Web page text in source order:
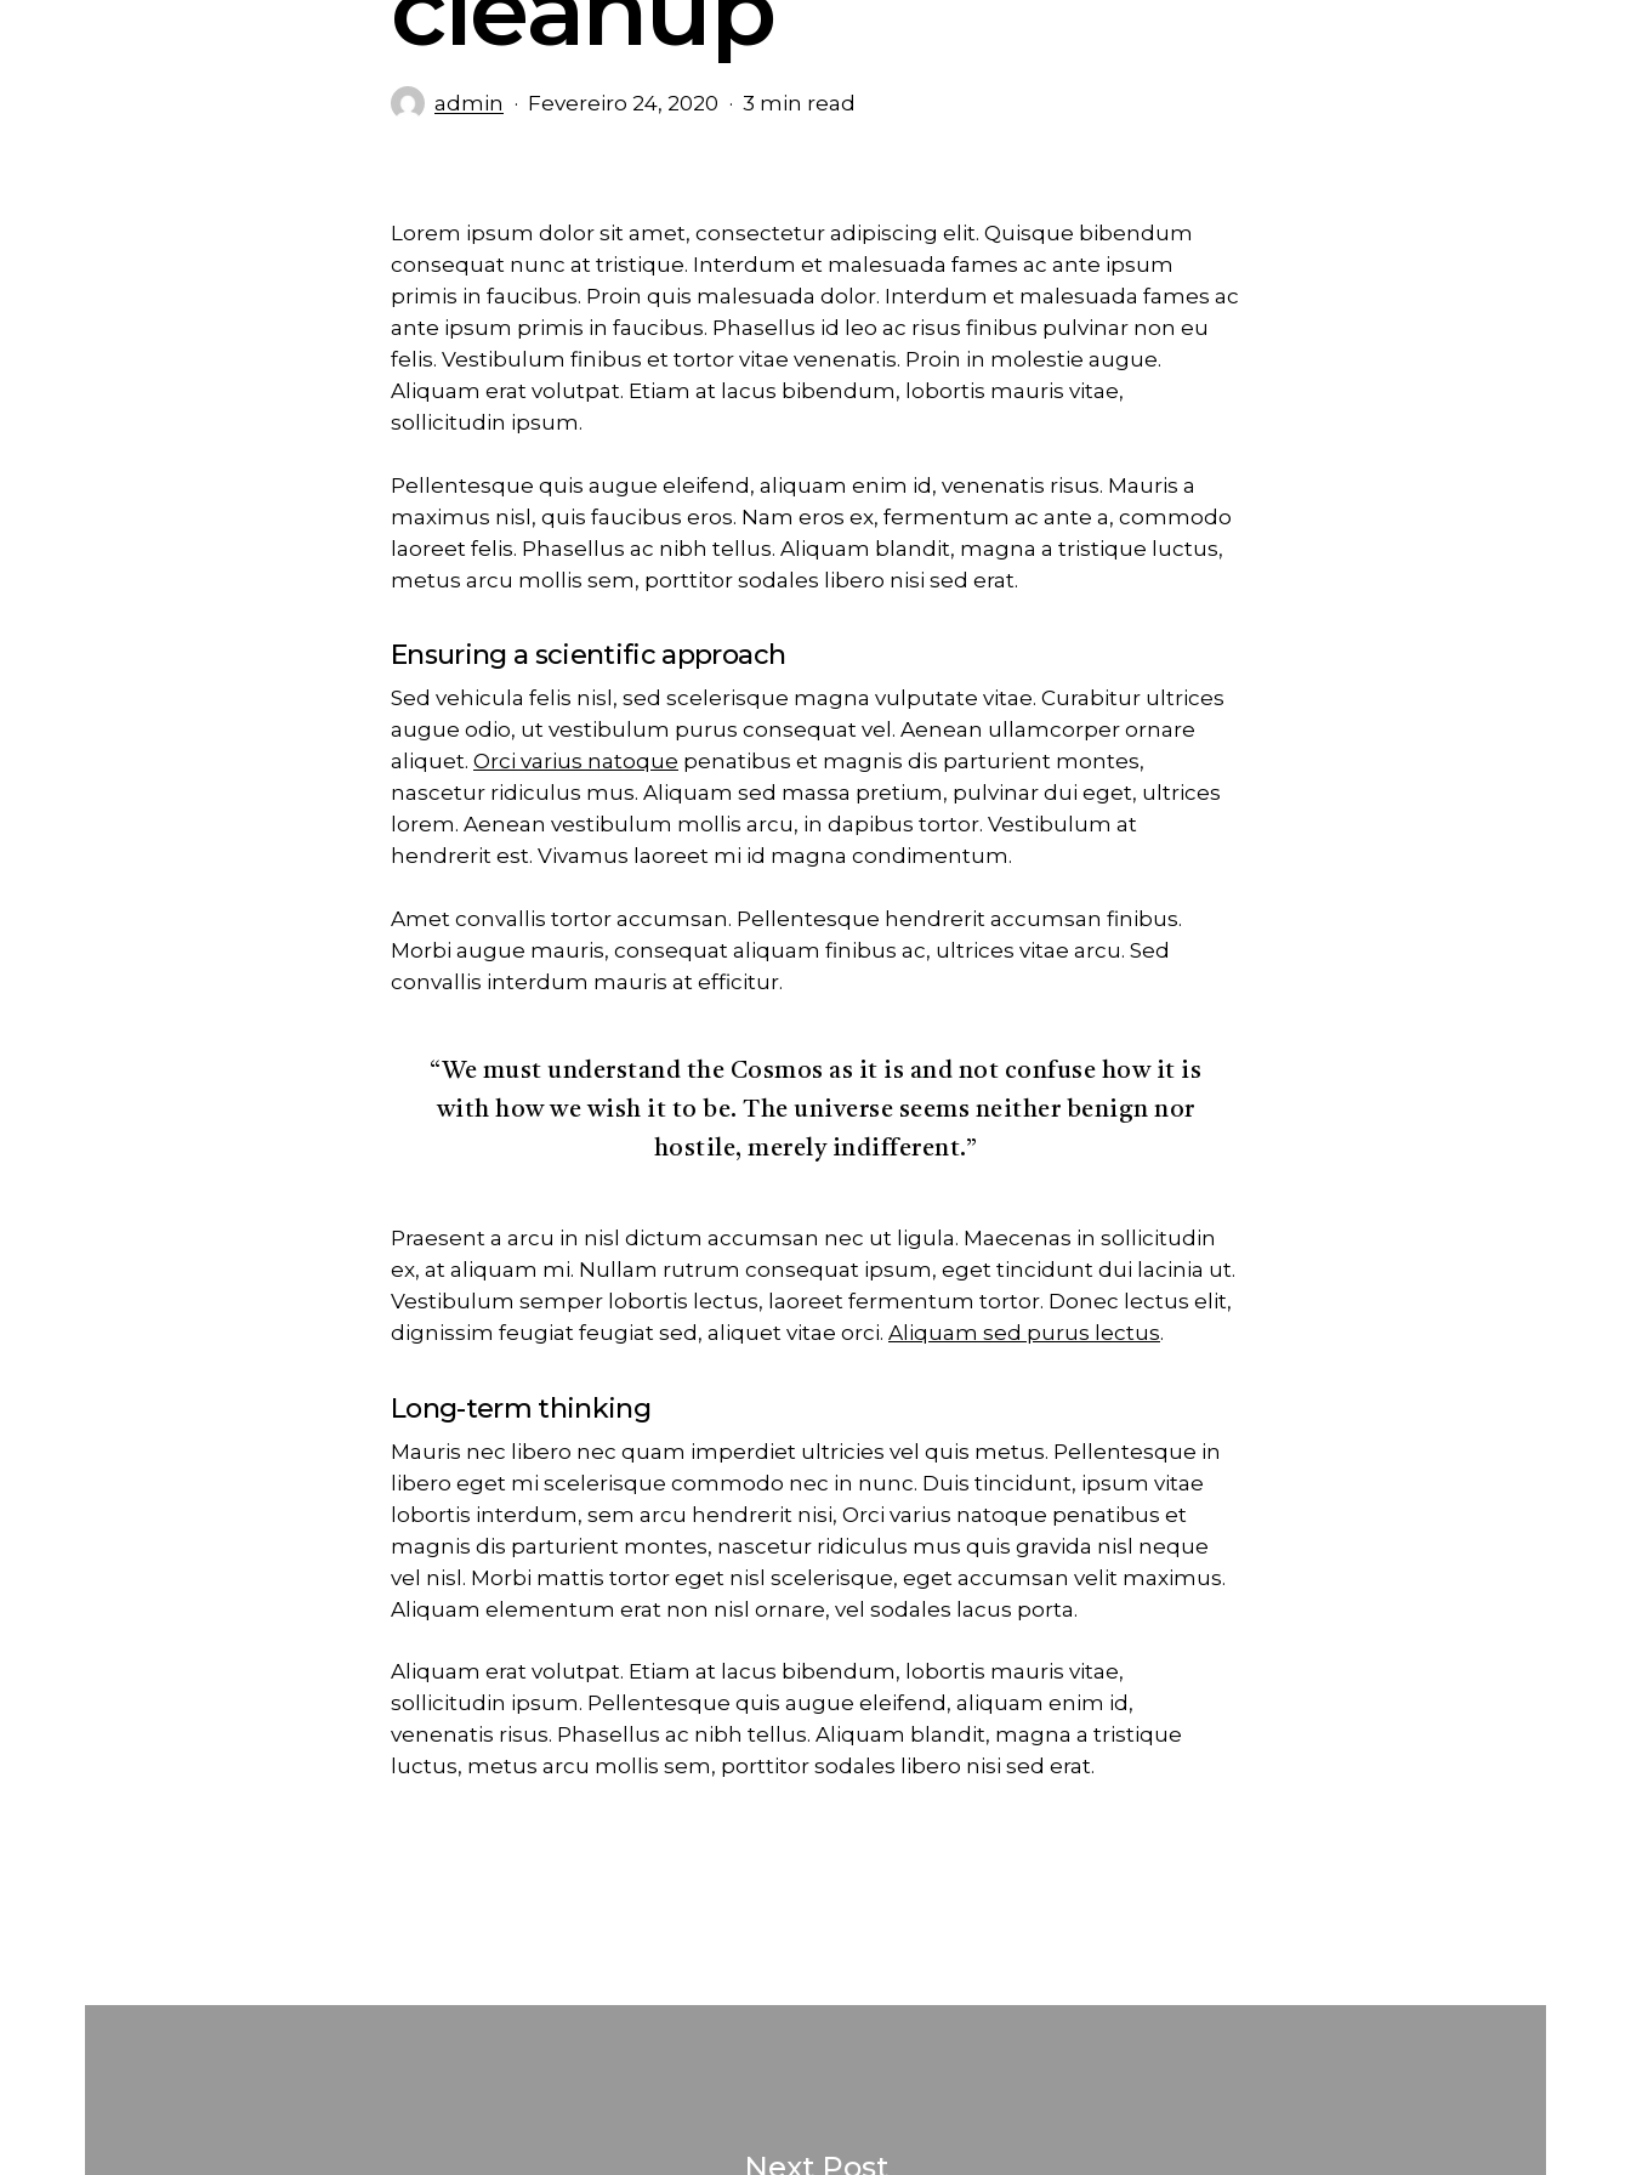
admin Fevereiro 24, 2020 3 min read
Lorem ipsum dolor sit amet, consectetur adipiscing elit. Quisque bibendum
consequat nunc at tristique. Interdum et malesuada fames ac ante ipsum
primis in faucibus. Proin quis malesuada dolor. Interdum et malesuada fames ac
ante ipsum primis in faucibus. Phasellus id leo ac risus finibus pulvinar non eu
felis. Vestibulum finibus et tortor vitae venenatis. Proin in molestie augue.
Aliquam erat volutpat. Etiam at lacus bibendum, lobortis mauris vitae,
sollicitudin ipsum.
Pellentesque quis augue eleifend, aliquam enim id, venenatis risus. Mauris a
maximus nisl, quis faucibus eros. Nam eros ex, fermentum ac ante a, commodo
laoreet felis. Phasellus ac nibh tellus. Aliquam blandit, magna a tristique luctus,
metus arcu mollis sem, porttitor sodales libero nisi sed erat.
Ensuring a scientific approach
Sed vehicula felis nisl, sed scelerisque magna vulputate vitae. Curabitur ultrices
augue odio, ut vestibulum purus consequat vel. Aenean ullamcorper ornare
aliquet. Orci varius natoque penatibus et magnis dis parturient montes,
nascetur ridiculus mus. Aliquam sed massa pretium, pulvinar dui eget, ultrices
lorem. Aenean vestibulum mollis arcu, in dapibus tortor. Vestibulum at
hendrerit est. Vivamus laoreet mi id magna condimentum.
Amet convallis tortor accumsan. Pellentesque hendrerit accumsan finibus.
Morbi augue mauris, consequat aliquam finibus ac, ultrices vitae arcu. Sed
convallis interdum mauris at efficitur.
“We must understand the Cosmos as it is and not confuse how it is
with how we wish it to be. The universe seems neither benign nor
hostile, merely indifferent.”
Praesent a arcu in nisl dictum accumsan nec ut ligula. Maecenas in sollicitudin
ex, at aliquam mi. Nullam rutrum consequat ipsum, eget tincidunt dui lacinia ut.
Vestibulum semper lobortis lectus, laoreet fermentum tortor. Donec lectus elit,
dignissim feugiat feugiat sed, aliquet vitae orci. Aliquam sed purus lectus.
Long-term thinking
Mauris nec libero nec quam imperdiet ultricies vel quis metus. Pellentesque in
libero eget mi scelerisque commodo nec in nunc. Duis tincidunt, ipsum vitae
lobortis interdum, sem arcu hendrerit nisi, Orci varius natoque penatibus et
magnis dis parturient montes, nascetur ridiculus mus quis gravida nisl neque
vel nisl. Morbi mattis tortor eget nisl scelerisque, eget accumsan velit maximus.
Aliquam elementum erat non nisl ornare, vel sodales lacus porta.
Aliquam erat volutpat. Etiam at lacus bibendum, lobortis mauris vitae,
sollicitudin ipsum. Pellentesque quis augue eleifend, aliquam enim id,
venenatis risus. Phasellus ac nibh tellus. Aliquam blandit, magna a tristique
luctus, metus arcu mollis sem, porttitor sodales libero nisi sed erat.
Next Post